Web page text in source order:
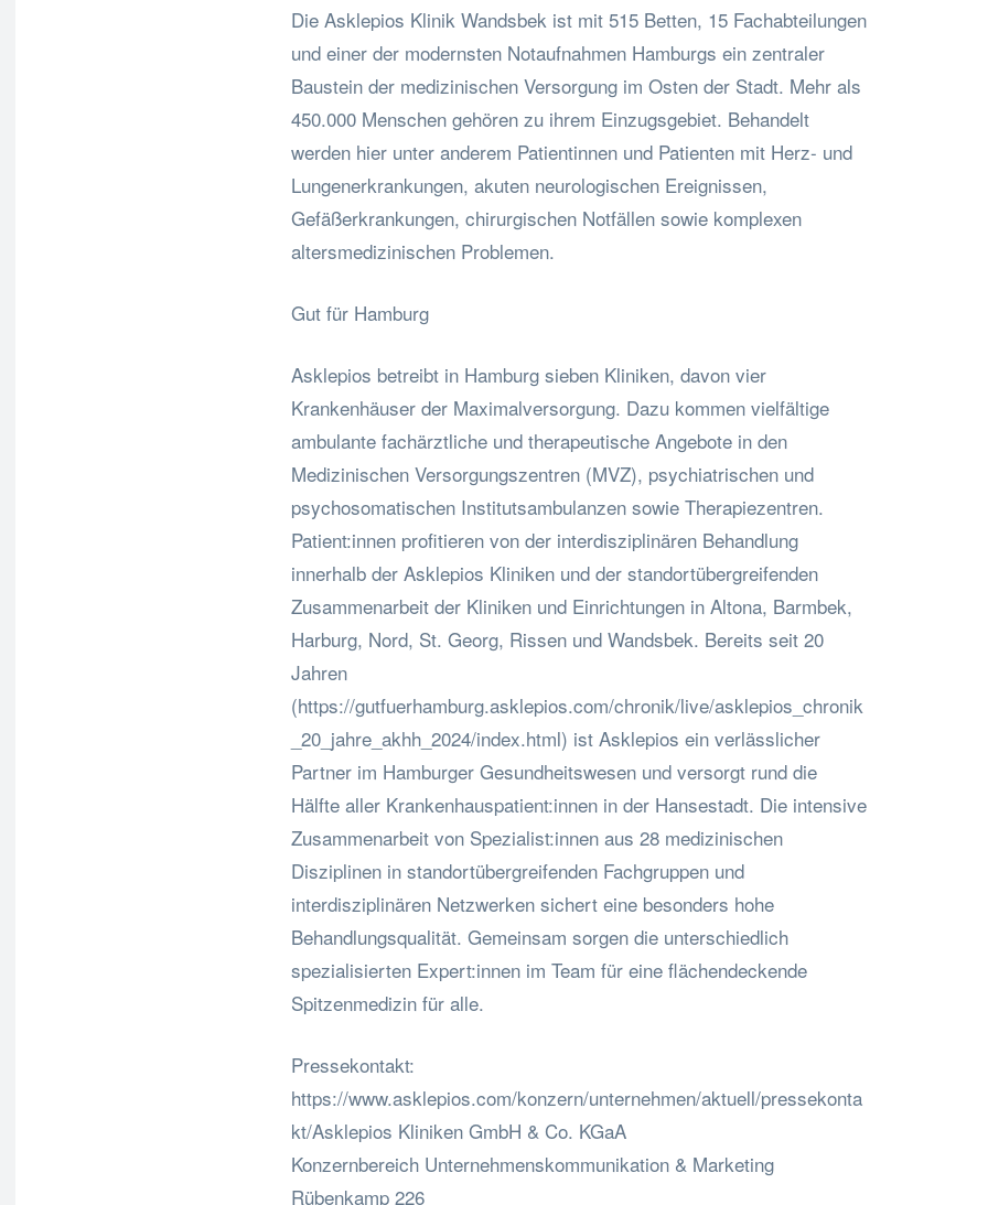
Die Asklepios Klinik Wandsbek ist mit 515 Betten, 15 Fachabteilungen
und einer der modernsten Notaufnahmen Hamburgs ein zentraler
Baustein der medizinischen Versorgung im Osten der Stadt. Mehr als
450.000 Menschen gehören zu ihrem Einzugsgebiet. Behandelt
werden hier unter anderem Patientinnen und Patienten mit Herz- und
Lungenerkrankungen, akuten neurologischen Ereignissen,
Gefäßerkrankungen, chirurgischen Notfällen sowie komplexen
altersmedizinischen Problemen.
Gut für Hamburg
Asklepios betreibt in Hamburg sieben Kliniken, davon vier
Krankenhäuser der Maximalversorgung. Dazu kommen vielfältige
ambulante fachärztliche und therapeutische Angebote in den
Medizinischen Versorgungszentren (MVZ), psychiatrischen und
psychosomatischen Institutsambulanzen sowie Therapiezentren.
Patient:innen profitieren von der interdisziplinären Behandlung
innerhalb der Asklepios Kliniken und der standortübergreifenden
Zusammenarbeit der Kliniken und Einrichtungen in Altona, Barmbek,
Harburg, Nord, St. Georg, Rissen und Wandsbek. Bereits seit 20
Jahren
(https://gutfuerhamburg.asklepios.com/chronik/live/asklepios_chronik
_20_jahre_akhh_2024/index.html) ist Asklepios ein verlässlicher
Partner im Hamburger Gesundheitswesen und versorgt rund die
Hälfte aller Krankenhauspatient:innen in der Hansestadt. Die intensive
Zusammenarbeit von Spezialist:innen aus 28 medizinischen
Disziplinen in standortübergreifenden Fachgruppen und
interdisziplinären Netzwerken sichert eine besonders hohe
Behandlungsqualität. Gemeinsam sorgen die unterschiedlich
spezialisierten Expert:innen im Team für eine flächendeckende
Spitzenmedizin für alle.
Pressekontakt:
https://www.asklepios.com/konzern/unternehmen/aktuell/pressekonta
kt/Asklepios Kliniken GmbH & Co. KGaA
Konzernbereich Unternehmenskommunikation & Marketing
Rübenkamp 226